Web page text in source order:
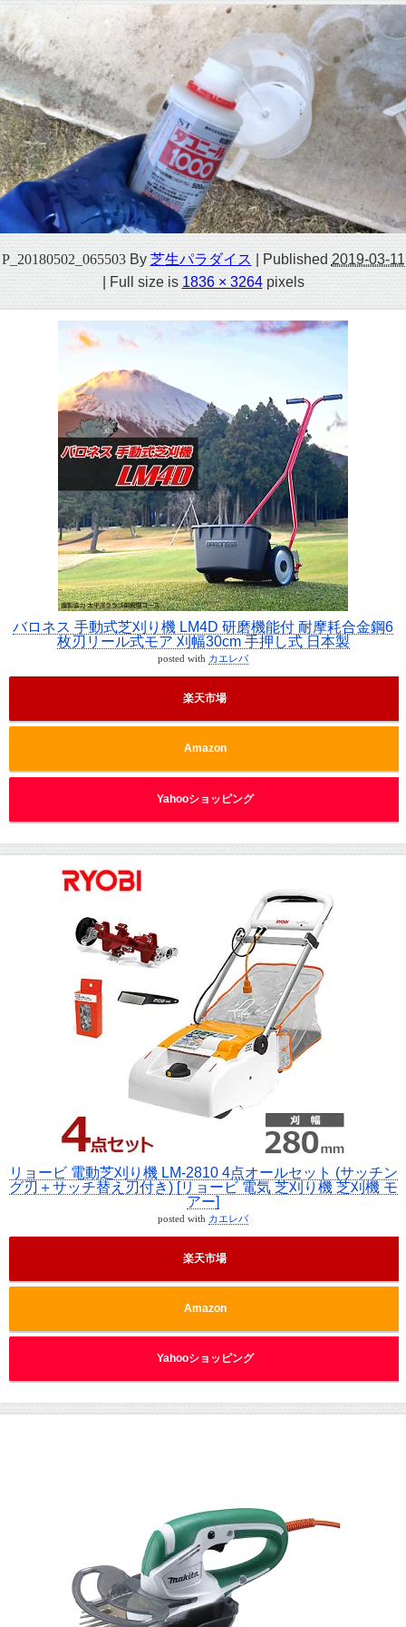
P_20180502_065503 By 芝生パラダイス Published 2019-03-11
| Full size is 1836 × 3264pixels
バロネス 手動式芝刈り機 LM4D 研磨機能付 耐摩耗合金鋼6
枚刃リール式モア 刈幅30cm 手押し式 日本製
posted with カエレバ
楽天市場
Amazon
Yahooショッピング
リョービ 電動芝刈り機 LM-2810 4点オールセット (サッチン
グ刃＋サッチ替え刃付き) [リョービ 電気 芝刈り機 芝刈機 モ
アー]
posted with カエレバ
楽天市場
Amazon
Yahooショッピング